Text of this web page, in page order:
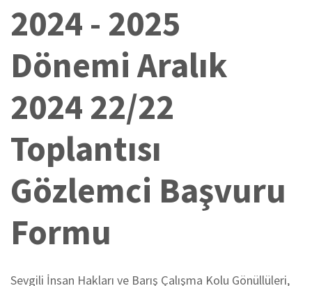
2024 - 2025
Dönemi Aralık
2024 22/22
Toplantısı
Gözlemci Başvuru
Formu
Sevgili İnsan Hakları ve Barış Çalışma Kolu Gönüllüleri,